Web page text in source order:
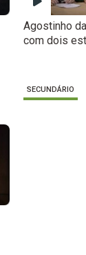
Agostinho
com dois
SECUNDÁRIO